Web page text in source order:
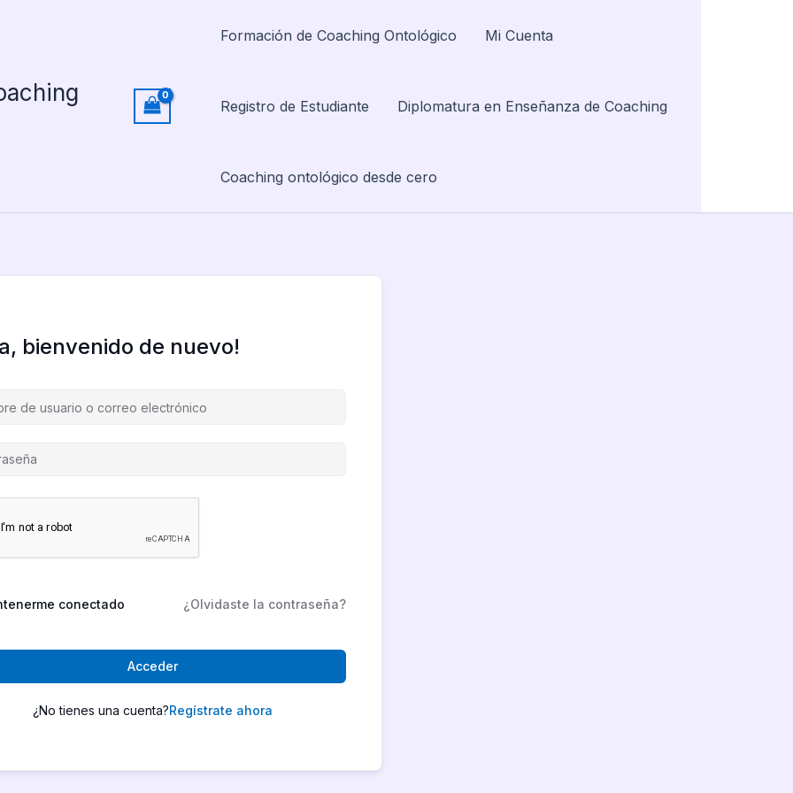
Formación de Coaching Ontológico Mi Cuenta
Registro de Estudiante Diplomatura en Enseñanza de Coaching
Coaching ontológico desde cero
bienvenido de nuevo!
conectado ¿Olvidaste la contraseña?
Acceder
¿No tienes una cuenta?Regístrate ahora